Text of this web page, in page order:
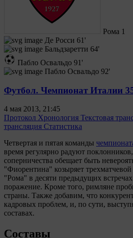
Рома 1
Де Росси 61'
Бальдзаретти 64'
Пабло Освальдо 91'
Пабло Освальдо 92'
Футбол. Чемпионат Италии
4 мая 2013, 21:45
Протокол Хронология Текстовая
трансляция Статистика
Четвертая и пятая команды
время регулярно радуют
соперничества обещает быть
"Фиорентина" козыряет
"Рома" в десяти предыдущих
поражение. Кроме того, римляне
страны. Также добавим, что
кадровых проблем, и, по сути,
составах.
Составы